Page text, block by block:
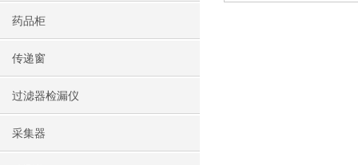
药品柜
传递窗
过滤器检漏仪
采集器